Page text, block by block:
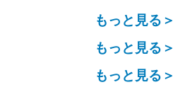
もっと見る＞
もっと見る＞
もっと見る＞